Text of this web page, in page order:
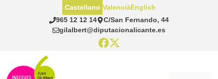
965 12 12 14
C/San Fernando, 44
gilalbert@diputacionalicante.es
Castellano ValenciàEnglish